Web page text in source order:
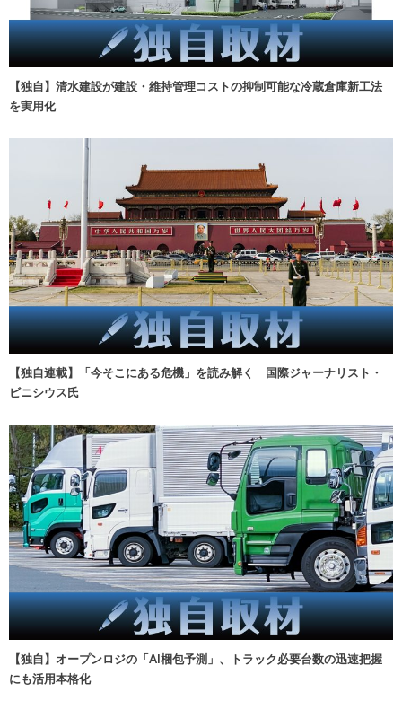
【独自】清水建設が建設・維持管理コストの抑制可能な冷蔵倉庫新工法
を実用化
【独自連載】「今そこにある危機」を読み解く 国際ジャーナリスト・
ビニシウス氏
【独自】オープンロジの「AI梱包予測」、トラック必要台数の迅速把握
にも活用本格化